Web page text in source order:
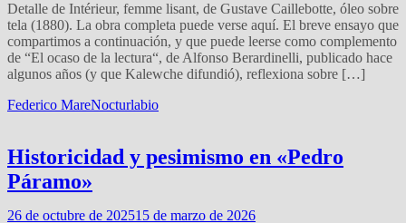
Detalle de Intérieur, femme lisant, de Gustave Caillebotte, óleo sobre
tela (1880). La obra completa puede verse aquí. El breve ensayo que
compartimos a continuación, y que puede leerse como complemento
de “El ocaso de la lectura“, de Alfonso Berardinelli, publicado hace
algunos años (y que Kalewche difundió), reflexiona sobre […]
Federico MareNocturlabio
Historicidad y pesimismo en «Pedro
Páramo»
26 de octubre de 202515 de marzo de 2026